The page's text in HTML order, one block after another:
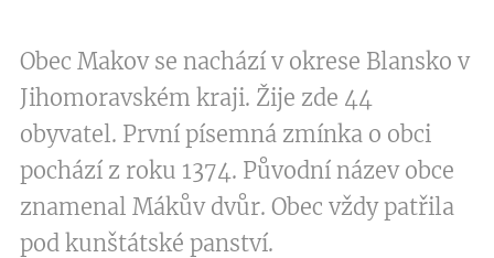
Obec Makov se nachází v okrese Blansko v
Jihomoravském kraji. Žije zde 44
obyvatel. První písemná zmínka o obci
pochází z roku 1374. Původní název obce
znamenal Mákův dvůr. Obec vždy patřila
pod kunštátské panství.